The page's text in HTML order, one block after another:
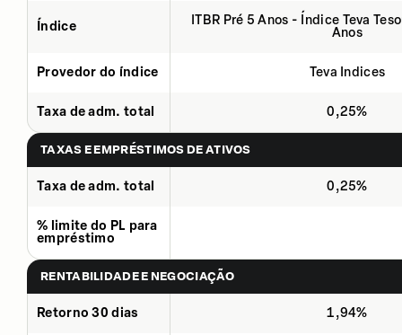
Índice
ITBR Pré 5 Anos - Índice Teva
Anos
Provedor do índice Teva Indices
Taxa de adm. total 0,25%
TAXAS E EMPRÉSTIMOS DE ATIVOS
Taxa de adm. total 0,25%
% limite do PL para
empréstimo
RENTABILIDADE E NEGOCIAÇÃO
Retorno 30 dias 1,94%